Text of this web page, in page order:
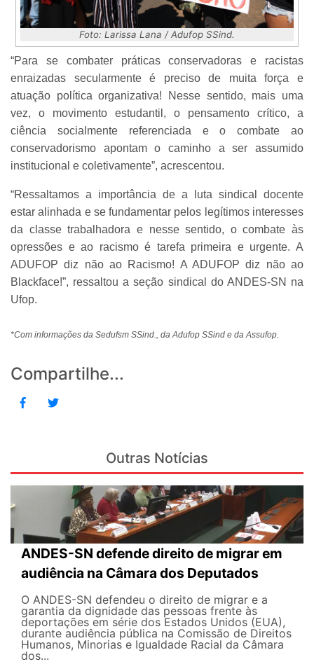
Foto: Larissa Lana / Adufop SSind.
“Para se combater práticas conservadoras e racistas
enraizadas secularmente é preciso de muita força e
atuação política organizativa! Nesse sentido, mais uma
vez, o movimento estudantil, o pensamento crítico, a
ciência socialmente referenciada e o combate ao
conservadorismo apontam o caminho a ser assumido
institucional e coletivamente”, acrescentou.
“Ressaltamos a importância de a luta sindical docente
estar alinhada e se fundamentar pelos legítimos interesses
da classe trabalhadora e nesse sentido, o combate às
opressões e ao racismo é tarefa primeira e urgente. A
ADUFOP diz não ao Racismo! A ADUFOP diz não ao
Blackface!”, ressaltou a seção sindical do ANDES-SN na
Ufop.
*Com informações da Sedufsm SSind., da Adufop SSind e da Assufop.
Compartilhe...
Outras Notícias
ANDES-SN defende direito de migrar em
audiência na Câmara dos Deputados
O ANDES-SN defendeu o direito de migrar e a
garantia da dignidade das pessoas frente às
deportações em série dos Estados Unidos (EUA),
durante audiência pública na Comissão de Direitos
Humanos, Minorias e Igualdade Racial da Câmara
dos...